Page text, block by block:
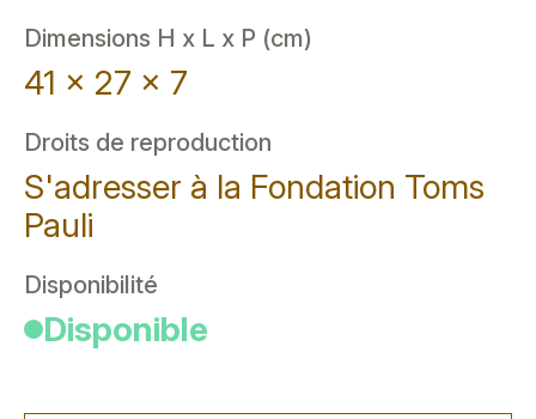
Dimensions H x L x P (cm)
41 x 27 x 7
Droits de reproduction
S'adresser à la Fondation Toms
Pauli
Disponibilité
Disponible